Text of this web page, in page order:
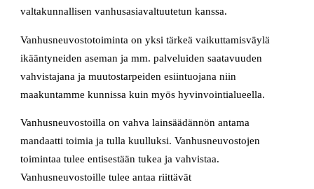
valtakunnallisen vanhusasiavaltuutetun kanssa.
Vanhusneuvostotoiminta on yksi tärkeä vaikuttamisväylä
ikääntyneiden aseman ja mm. palveluiden saatavuuden
vahvistajana ja muutostarpeiden esiintuojana niin
maakuntamme kunnissa kuin myös hyvinvointialueella.
Vanhusneuvostoilla on vahva lainsäädännön antama
mandaatti toimia ja tulla kuulluksi. Vanhusneuvostojen
toimintaa tulee entisestään tukea ja vahvistaa.
Vanhusneuvostoille tulee antaa riittävät